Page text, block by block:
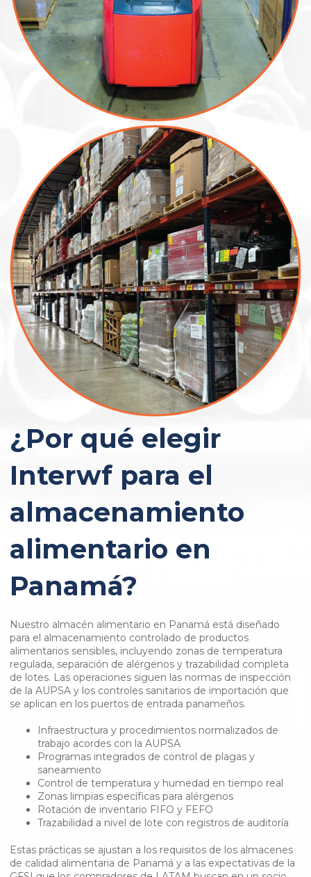
¿Por qué elegir
Interwf para el
almacenamiento
alimentario en
Panamá?
Nuestro almacén alimentario en Panamá está diseñado
para el almacenamiento controlado de productos
alimentarios sensibles, incluyendo zonas de temperatura
regulada, separación de alérgenos y trazabilidad completa
de lotes. Las operaciones siguen las normas de inspección
de la AUPSA y los controles sanitarios de importación que
se aplican en los puertos de entrada panameños.
Infraestructura y procedimientos normalizados de
trabajo acordes con la AUPSA
Programas integrados de control de plagas y
saneamiento
Control de temperatura y humedad en tiempo real
Zonas limpias específicas para alérgenos
Rotación de inventario FIFO y FEFO
Trazabilidad a nivel de lote con registros de auditoría
Estas prácticas se ajustan a los requisitos de los almacenes
de calidad alimentaria de Panamá y a las expectativas de la